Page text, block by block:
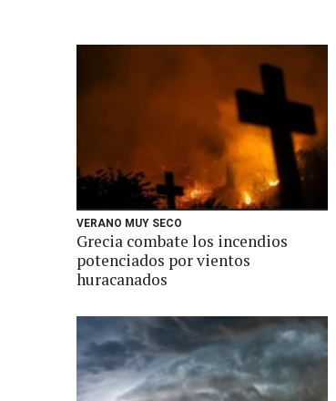
VERANO MUY SECO
Grecia combate los incendios
potenciados por vientos
huracanados